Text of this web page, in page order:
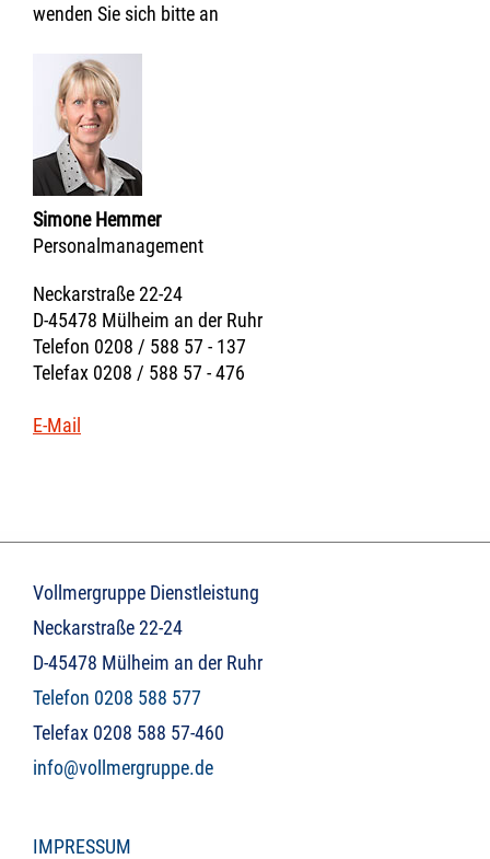
wenden Sie sich bitte an
Simone Hemmer
Personalmanagement
Neckarstraße 22-24
D-45478 Mülheim an der Ruhr
Telefon 0208 / 588 57 - 137
Telefax 0208 / 588 57 - 476
E-Mail
Vollmergruppe Dienstleistung
Neckarstraße 22-24
D-45478 Mülheim an der Ruhr
Telefon 0208 588 577
Telefax 0208 588 57-460
info@vollmergruppe.de
IMPRESSUM